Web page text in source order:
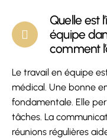
Quelle est
équipe
comment
Le travail en équipe
médical. Une bonne
fondamentale. Elle
tâches. La
réunions régulières